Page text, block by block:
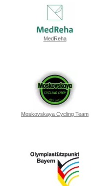
MedReha
Moskovskaya Cycling Team